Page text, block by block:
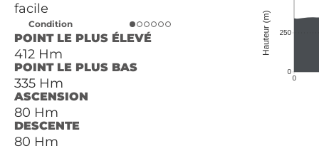
facile
Condition
POINT LE PLUS ÉLEVÉ
412 Hm
POINT LE PLUS BAS
335 Hm
ASCENSION
80 Hm
DESCENTE
80 Hm